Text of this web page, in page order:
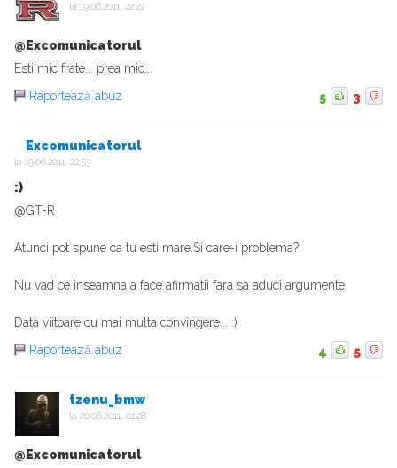
la 19.06.2011, 22:27
@Excomunicatorul
Esti mic frate... prea mic...
Raportează abuz
5 3
Excomunicatorul
la 19.06.2011, 22:53
:)
@GT-R
Atunci pot spune ca tu esti mare.Si care-i problema?
Nu vad ce inseamna a face afirmatii fara sa aduci argumente.
Data viitoare cu mai multa convingere... :)
Raportează abuz
4 5
tzenu_bmw
la 20.06.2011, 01:28
@Excomunicatorul